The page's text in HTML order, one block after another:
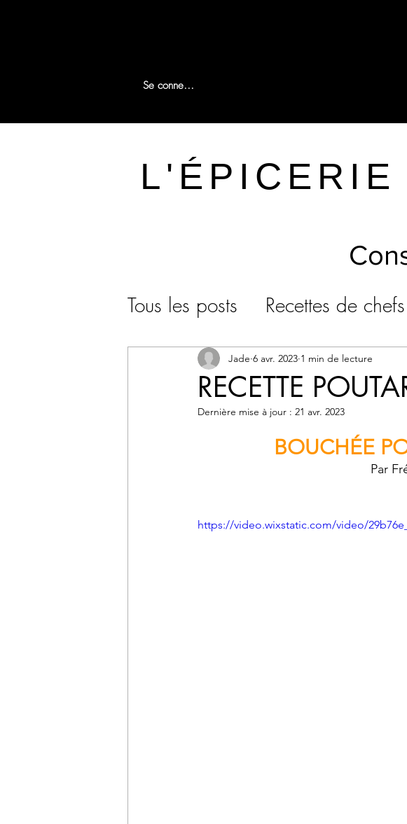
Se connecter
L'ÉPICERIE
Tous les posts Recettes de chefs
Conseils de dégustation
RECETTE
Jade 6 avr. 2023 1 min de lecture
Dernière mise à jour : 21 avr. 2023
BOUCHÉE
Par
https://video.wixstatic.com/video/